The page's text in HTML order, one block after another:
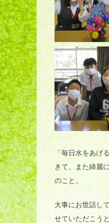
「毎日水をあげ
きて、また綺麗
のこと。
大事にお世話し
せていただこう